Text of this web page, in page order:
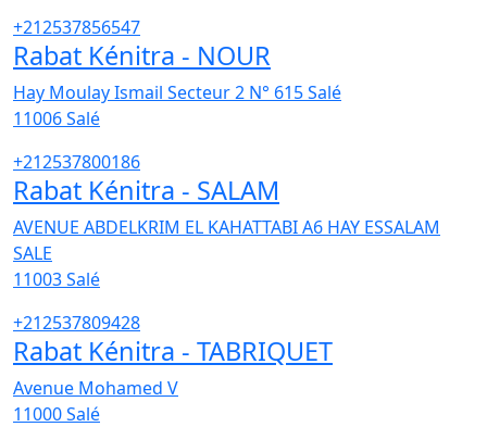
+212537856547
Rabat Kénitra - NOUR
Hay Moulay Ismail Secteur 2 N° 615 Salé
11006Salé
+212537800186
Rabat Kénitra - SALAM
AVENUE ABDELKRIM EL KAHATTABI A6 HAY ESSALAM
SALE
11003Salé
+212537809428
Rabat Kénitra - TABRIQUET
Avenue Mohamed V
11000Salé